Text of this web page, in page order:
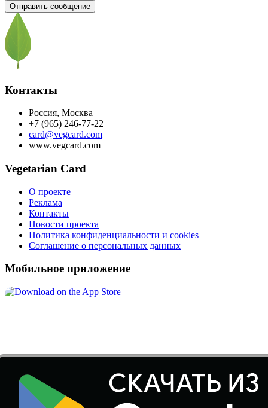
Контакты
Россия, Москва
+7 (965) 246-77-22
card@vegcard.com
www.vegcard.com
Vegetarian Card
О проекте
Реклама
Контакты
Новости проекта
Политика конфиденциальности и cookies
Соглашение о персональных данных
Мобильное приложение